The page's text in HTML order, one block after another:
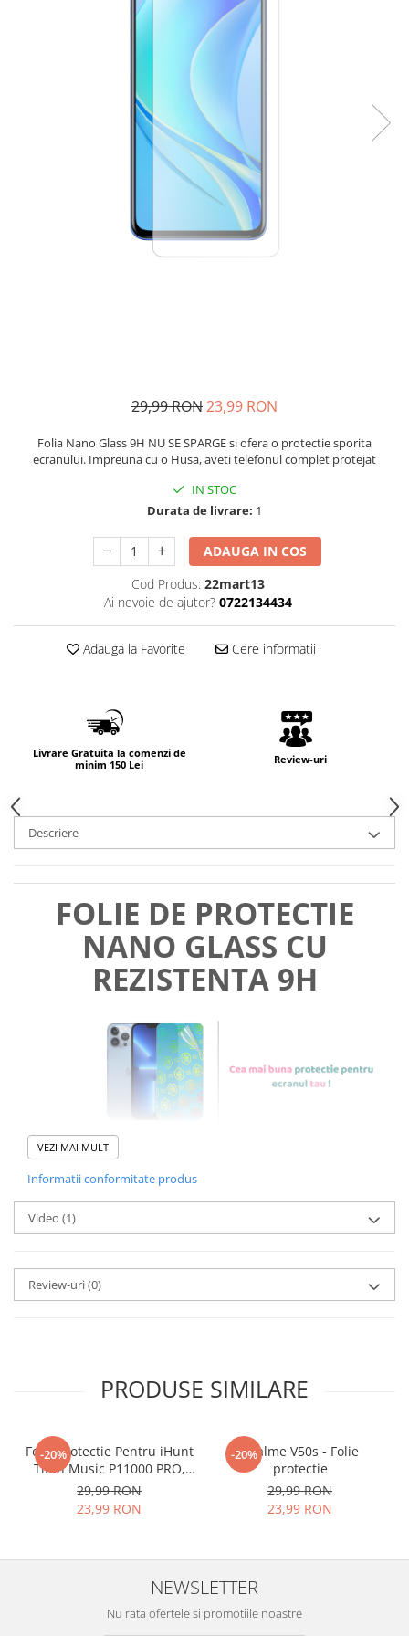
29,99 RON23,99 RON
Folia Nano Glass 9H NU SE SPARGE si ofera o protectie sporita
ecranului. Impreuna cu o Husa, aveti telefonul complet protejat
IN STOC
Durata de livrare: 1
ADAUGA IN COS
Cod Produs: 22mart13
Ai nevoie de ajutor? 0722134434
Adauga la Favorite Cere informatii
Livrare Gratuita la comenzi de
minim 150 Lei
Review-uri
Descriere
FOLIE DE PROTECTIE
NANO GLASS CU
REZISTENTA 9H
Foliile noastre sunt
tu.
Materialul folosit in
esteNano Glass flexibil.
AcestagaranteazacaNU SE
SPARGE in mii de cioburi
ascutite si periculoase.
zgarieturi si spargere, ci si
INTARESTE ecranul!
Folia avand rezistenta 9H la
VEZI MAI MULT
Informatii conformitate produs
Video (1)
Review-uri(0)
PRODUSE SIMILARE
-20%
Folie Protectie Pentru iHunt
Titan Music P11000 PRO,
VDOO
29,99 RON
23,99 RON
-20%
Realme V50s - Folie
protectie
29,99 RON
23,99 RON
NEWSLETTER
Nu rata ofertele si promotiile noastre